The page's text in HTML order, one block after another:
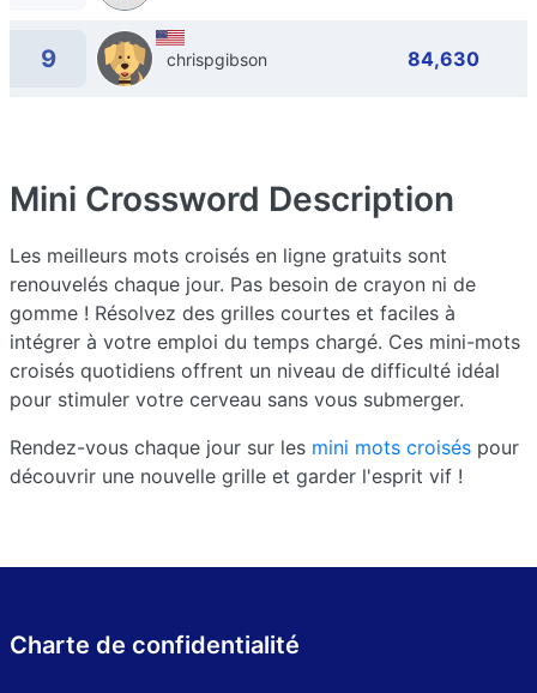
9 chrispgibson 84,630
Mini Crossword Description
Les meilleurs mots croisés en ligne gratuits sont
renouvelés chaque jour. Pas besoin de crayon ni de
gomme ! Résolvez des grilles courtes et faciles à
intégrer à votre emploi du temps chargé. Ces mini-mots
croisés quotidiens offrent un niveau de difficulté idéal
pour stimuler votre cerveau sans vous submerger.
Rendez-vous chaque jour sur les mini mots croisés pour
découvrir une nouvelle grille et garder l'esprit vif !
Charte de confidentialité